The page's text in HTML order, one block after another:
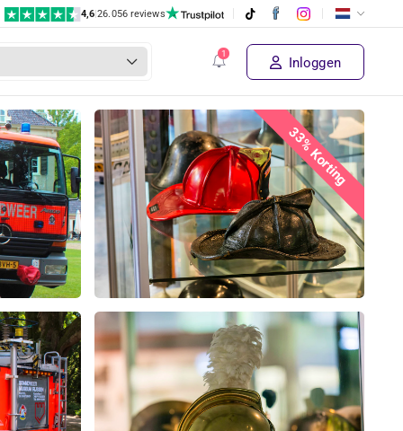
4,6|26.056 reviews
Inloggen
33% Korting